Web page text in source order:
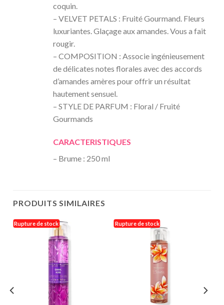
coquin.
– VELVET PETALS : Fruité Gourmand. Fleurs
luxuriantes. Glaçage aux amandes. Vous a fait
rougir.
– COMPOSITION : Associe ingénieusement
de délicates notes florales avec des accords
d’amandes amères pour offrir un résultat
hautement sensuel.
– STYLE DE PARFUM : Floral / Fruité
Gourmands
CARACTERISTIQUES
– Brume : 250 ml
PRODUITS SIMILAIRES
Rupture de stock Rupture de stock